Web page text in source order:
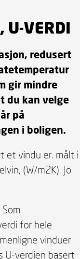
U-VERDI
redusert
gir mindre
du kan velge
på
i boligen.
et vindu er. målt i
(W/m2K). Jo
for hele
vinduer
U-verdien basert